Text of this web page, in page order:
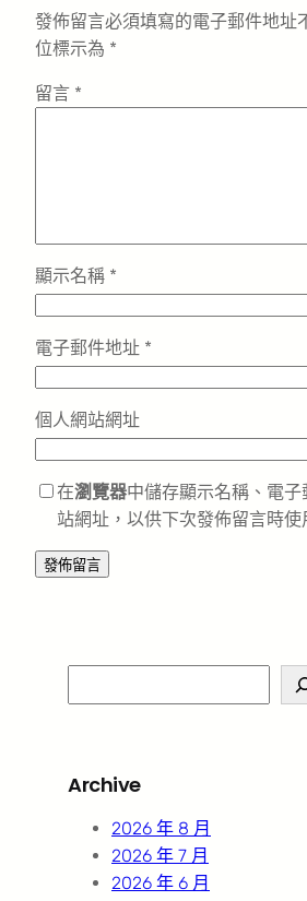
發佈留言必須填寫的電子郵件地址
位標示為 *
留言 *
顯示名稱 *
電子郵件地址 *
個人網站網址
在瀏覽器中儲存顯示名稱、電
站網址，以供下次發佈留言時使
e
c
Archive
2026 年 8 月
2026 年 7 月
2026 年 6 月